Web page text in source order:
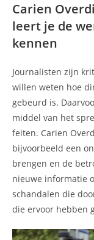
Carien
leert je de
kennen
Journalisten zijn
willen weten hoe
gebeurd is.
middel van het
feiten. Carien
bijvoorbeeld een
brengen en de
nieuwe informatie
schandalen die
die ervoor hebben